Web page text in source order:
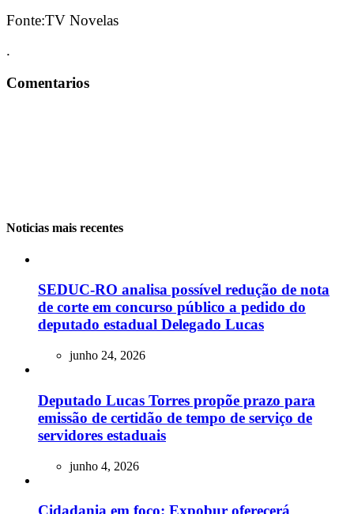
Fonte:TV Novelas
.
Comentarios
Noticias mais recentes
SEDUC-RO analisa possível redução de nota
de corte em concurso público a pedido do
deputado estadual Delegado Lucas
junho 24, 2026
Deputado Lucas Torres propõe prazo para
emissão de certidão de tempo de serviço de
servidores estaduais
junho 4, 2026
Cidadania em foco: Expobur oferecerá